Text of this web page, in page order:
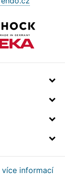
více informací